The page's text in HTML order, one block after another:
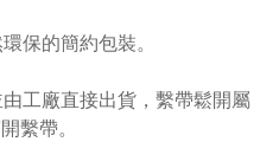
保的簡約包裝。
工廠直接出貨，繫帶鬆開屬
繫帶。